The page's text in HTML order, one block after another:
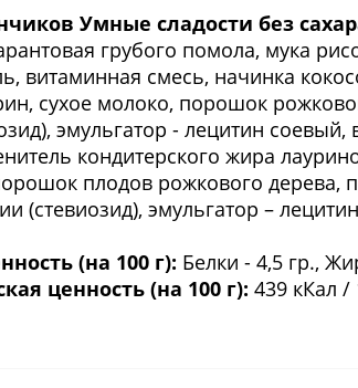
Умные сладости без
грубого помола, мука
витаминная смесь, начинка
сухое молоко, порошок
эмульгатор - лецитин
кондитерского жира
плодов рожкового дерева,
(стевиозид), эмульгатор –
(на 100 г): Белки - 4,5 гр.,
ценность (на 100 г): 439 кКал /